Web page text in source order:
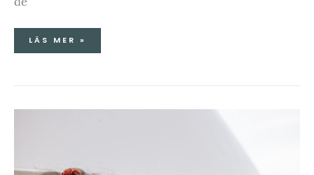
LÄS MER »
HALLÅ